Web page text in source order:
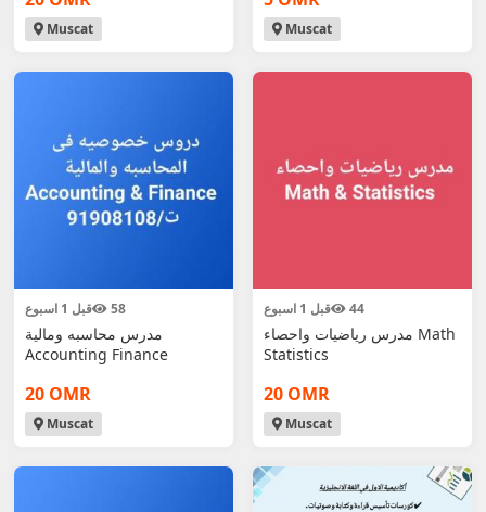
Muscat Muscat
قبل 1 اسبوع 58
مدرس محاسبه ومالية
Accounting Finance
20 OMR
Muscat
قبل 1 اسبوع 44
مدرس رياضيات واحصاء Math
Statistics
20 OMR
Muscat